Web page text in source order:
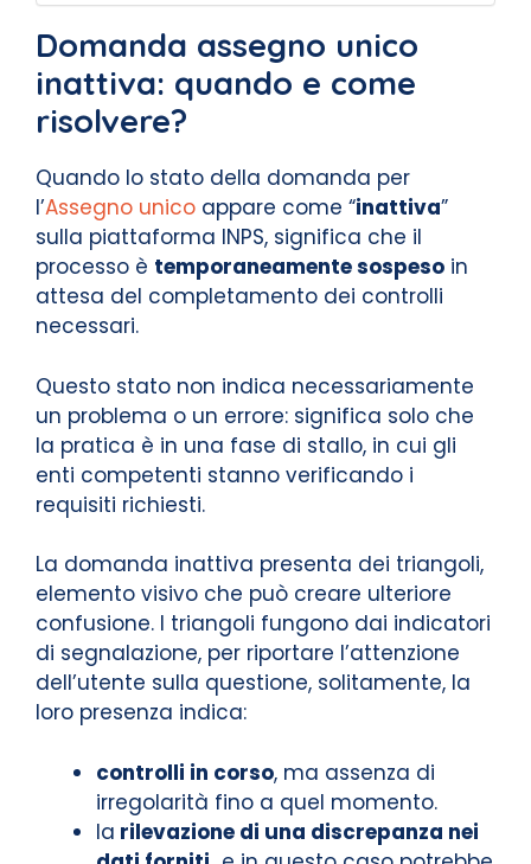
Domanda assegno unico
inattiva: quando e come
risolvere?
Quando lo stato della domanda per
l’Assegno unico appare come “inattiva”
sulla piattaforma INPS, significa che il
processo è temporaneamente sospeso in
attesa del completamento dei controlli
necessari.
Questo stato non indica necessariamente
un problema o un errore: significa solo che
la pratica è in una fase di stallo, in cui gli
enti competenti stanno verificando i
requisiti richiesti.
La domanda inattiva presenta dei triangoli,
elemento visivo che può creare ulteriore
confusione. I triangoli fungono dai indicatori
di segnalazione, per riportare l’attenzione
dell’utente sulla questione, solitamente, la
loro presenza indica:
controlli in corso, ma assenza di
irregolarità fino a quel momento.
la rilevazione di una discrepanza nei